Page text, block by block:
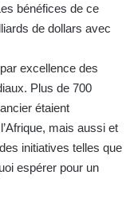
bénéfices de ce
de dollars avec
excellence des
Plus de 700
étaient
mais aussi et
initiatives telles que
espérer pour un